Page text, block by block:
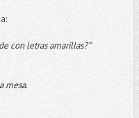
con letras amarillas?”
mesa.